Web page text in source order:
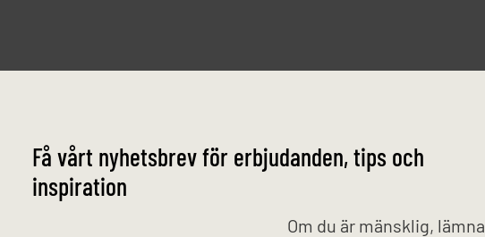
Få vårt nyhetsbrev för erbjudanden, tips och
inspiration
Om du är mänsklig, lämna